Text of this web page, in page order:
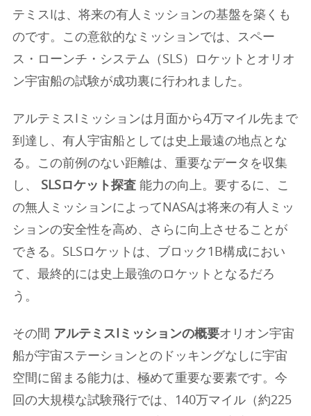
テミスIは、将来の有人ミッションの基盤を築くも
のです。この意欲的なミッションでは、スペー
ス・ローンチ・システム（SLS）ロケットとオリオ
ン宇宙船の試験が成功裏に行われました。
アルテミスIミッションは月面から4万マイル先まで
到達し、有人宇宙船としては史上最遠の地点とな
る。この前例のない距離は、重要なデータを収集
し、 SLSロケット探査 能力の向上。要するに、こ
の無人ミッションによってNASAは将来の有人ミッ
ションの安全性を高め、さらに向上させることが
できる。SLSロケットは、ブロック1B構成におい
て、最終的には史上最強のロケットとなるだろ
う。
その間 アルテミスIミッションの概要オリオン宇宙
船が宇宙ステーションとのドッキングなしに宇宙
空間に留まる能力は、極めて重要な要素です。今
回の大規模な試験飛行では、140万マイル（約225